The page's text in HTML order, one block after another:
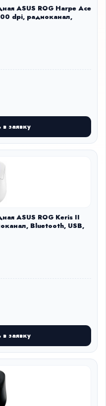
ASUS ROG Harpe Ace
dpi, радиоканал,
заявку
ASUS ROG Keris II
Bluetooth, USB,
заявку